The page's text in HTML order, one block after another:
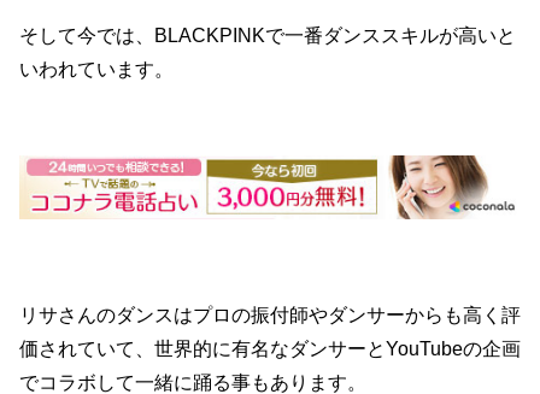
そして今では、BLACKPINKで一番ダンススキルが高いと
いわれています。
リサさんのダンスはプロの振付師やダンサーからも高く評
価されていて、世界的に有名なダンサーとYouTubeの企画
でコラボして一緒に踊る事もあります。